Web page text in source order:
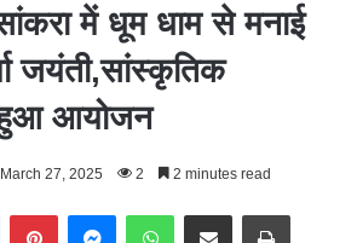
में धूम धाम से मनाई
जयंती,सांस्कृतिक
हुआ आयोजन
March 27, 2025 2 2 minutes read